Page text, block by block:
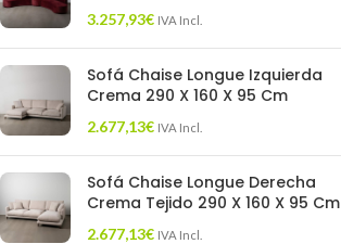
3.257,93€ IVA Incl.
Sofá Chaise Longue Izquierda
Crema 290 X 160 X 95 Cm
2.677,13€ IVA Incl.
Sofá Chaise Longue Derecha
Crema Tejido 290 X 160 X 95 Cm
2.677,13€ IVA Incl.